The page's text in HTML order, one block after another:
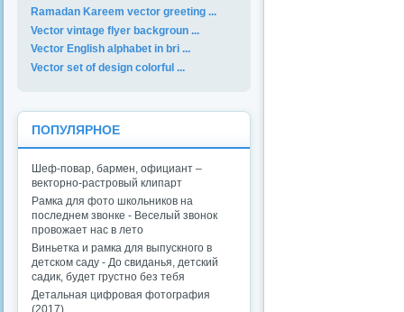
Ramadan Kareem vector greeting ...
Vector vintage flyer backgroun ...
Vector English alphabet in bri ...
Vector set of design colorful ...
ПОПУЛЯРНОЕ
Шеф-повар, бармен, официант –
векторно-растровый клипарт
Рамка для фото школьников на
последнем звонке - Веселый звонок
провожает нас в лето
Виньетка и рамка для выпускного в
детском саду - До свиданья, детский
садик, будет грустно без тебя
Детальная цифровая фотография
(2017)